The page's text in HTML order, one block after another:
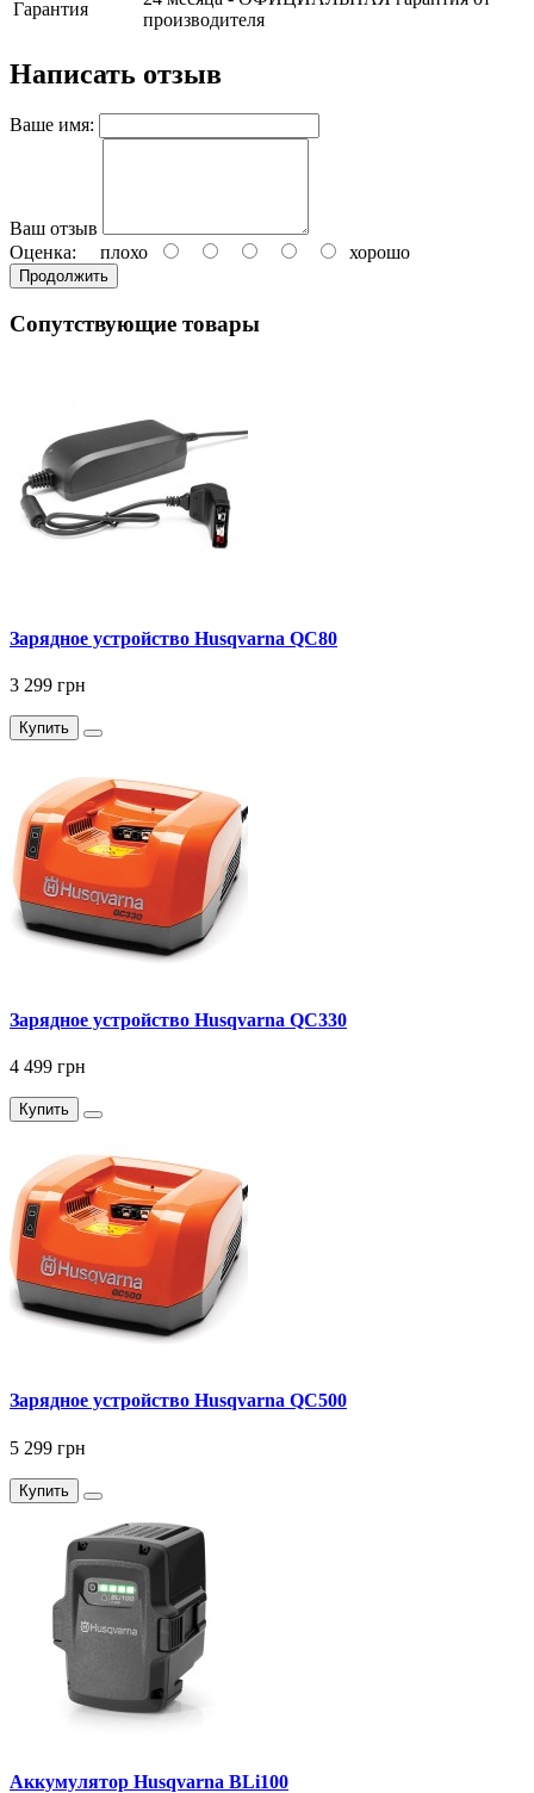
Гарантия
производителя
Написать отзыв
Ваше имя:
Ваш отзыв
Оценка: плохо хорошо
Продолжить
Сопутствующие товары
Зарядное устройство Husqvarna QC80
3 299 грн
Купить
Зарядное устройство Husqvarna QC330
4 499 грн
Купить
Зарядное устройство Husqvarna QC500
5 299 грн
Купить
Аккумулятор Husqvarna BLi100